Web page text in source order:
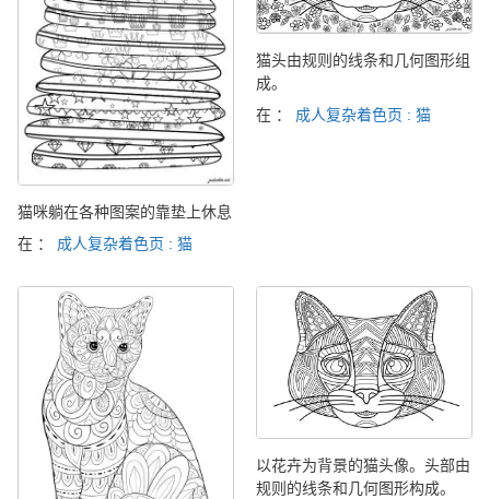
猫咪躺在各种图案的靠垫上休息
在 ： 成人复杂着色页 : 猫
猫头由规则的线条和几何图形组
成。
在 ： 成人复杂着色页 : 猫
以花卉为背景的猫头像。头部由
规则的线条和几何图形构成。